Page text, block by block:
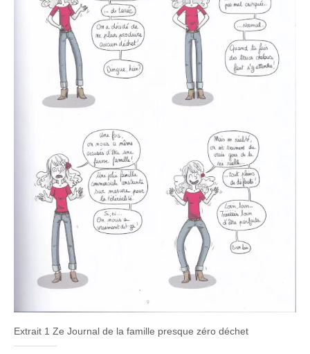
Extrait 1 Ze Journal de la famille presque zéro déchet